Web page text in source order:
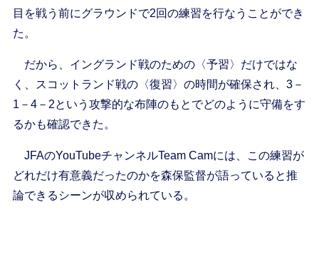
目を戦う前にグラウンドで2回の練習を行なうことができ
た。
だから、イングランド戦のための〈予習〉だけではな
く、スコットランド戦の〈復習〉の時間が確保され、3－
1－4－2という攻撃的な布陣のもとでどのように守備をす
るかも確認できた。
JFAのYouTubeチャンネルTeam Camには、この練習が
どれだけ有意義だったのかを森保監督が語っていると推
論できるシーンが収められている。